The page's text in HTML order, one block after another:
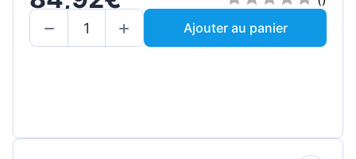
Ajouter au panier